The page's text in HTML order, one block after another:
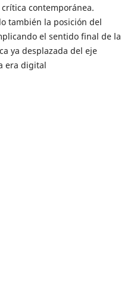
contemporánea.
también la posición del
el sentido final de la
ya desplazada del eje
era digital